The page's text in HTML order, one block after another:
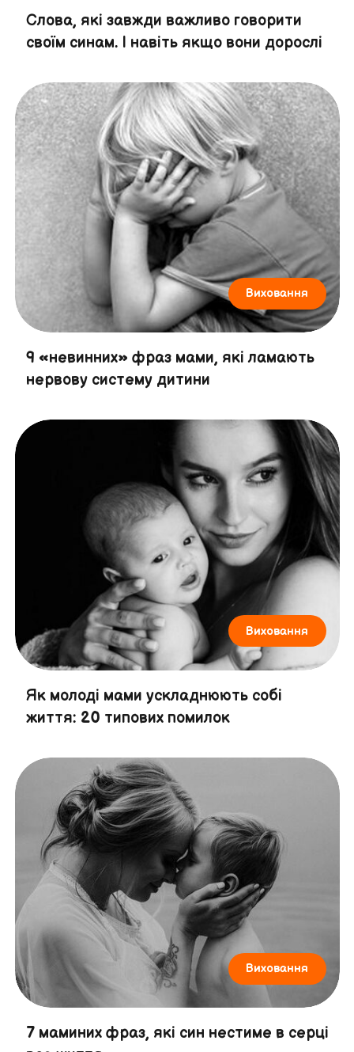
Слова, які завжди важливо говорити
своїм синам. І навіть якщо вони дорослі
Виховання
9 «невинних» фраз мами, які ламають
нервову систему дитини
Виховання
Як молоді мами ускладнюють собі
життя: 20 типових помилок
Виховання
7 маминих фраз, які син нестиме в серці